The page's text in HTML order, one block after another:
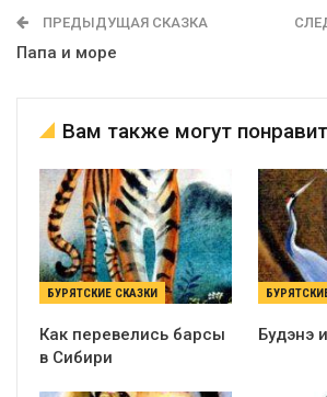
ПРЕДЫДУЩАЯ СКАЗКА
Папа и море
Вам также могут
БУРЯТСКИЕ СКАЗКИ
Как перевелись барсы
в Сибири
Будэнэ